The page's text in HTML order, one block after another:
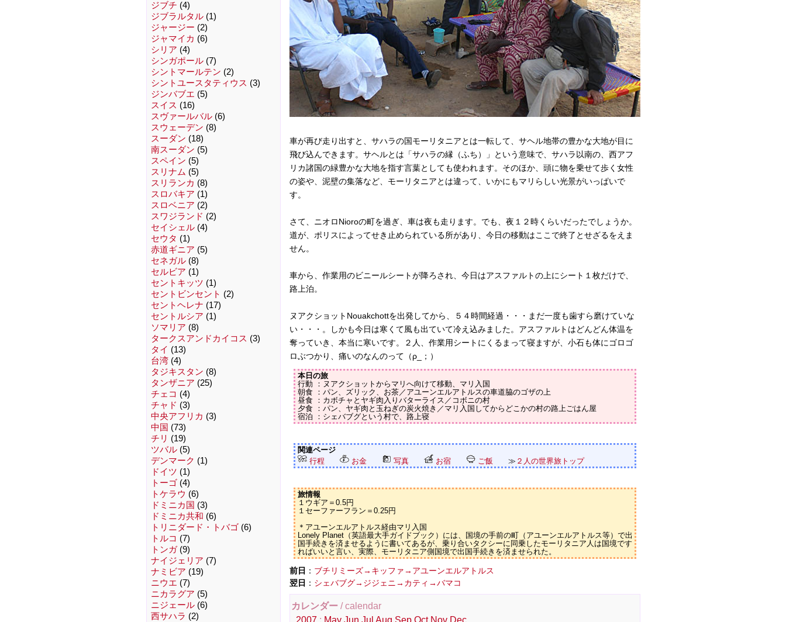
ジブチ (4)
ジブラルタル(1)
ジャージー (2)
ジャマイカ (6)
シリア (4)
シンガポール(7)
シントマールテン (2)
シントユースタティウス (3)
ジンバブエ (5)
スイス (16)
スヴァールバル(6)
スウェーデン (8)
スーダン (18)
南スーダン (5)
スペイン (5)
スリナム (5)
スリランカ (8)
スロバキア (1)
スロベニア (2)
スワジランド (2)
セイシェル(4)
セウタ (1)
赤道ギニア (5)
セネガル(8)
セルビア (1)
セントキッツ (1)
セントビンセント (2)
セントヘレナ (17)
セントルシア (1)
ソマリア (8)
タークスアンドカイコス (3)
タイ (13)
台湾(4)
タジキスタン (8)
タンザニア (25)
チェコ (4)
チャド (3)
中央アフリカ (3)
中国 (73)
チリ (19)
ツバル(5)
デンマーク (1)
ドイツ (1)
トーゴ(4)
トケラウ (6)
ドミニカ国 (3)
ドミニカ共和 (6)
トリニダード・トバゴ(6)
トルコ (7)
トンガ(9)
ナイジェリア (7)
ナミビア (19)
ニウエ (7)
ニカラグア (5)
ニジェール(6)
西サハラ (2)
車が再び走り出すと、サハラの国モーリタニアとは一転して、サヘル地帯の豊かな大地が目に
飛び込んできます。サヘルとは「サハラの縁（ふち）」という意味で、サハラ以南の、西アフ
リカ諸国の緑豊かな大地を指す言葉としても使われます。そのほか、頭に物を乗せて歩く女性
の姿や、泥壁の集落など、モーリタニアとは違って、いかにもマリらしい光景がいっぱいで
す。
さて、ニオロNioroの町を過ぎ、車は夜も走ります。でも、夜１２時くらいだったでしょうか。
道が、ポリスによってせき止められている所があり、今日の移動はここで終了とせざるをえま
せん。
車から、作業用のビニールシートが降ろされ、今日はアスファルトの上にシート１枚だけで、
路上泊。
ヌアクショットNouakchottを出発してから、５４時間経過・・・まだ一度も歯すら磨けていな
い・・・。しかも今日は寒くて風も出ていて冷え込みました。アスファルトはどんどん体温を
奪っていき、本当に寒いです。２人、作業用シートにくるまって寝ますが、小石も体にゴロゴ
ロぶつかり、痛いのなんのって（ρ_；）
本日の旅
行動 ：ヌアクショットからマリへ向けて移動、マリ入国
朝食 ：パン、ズリック、お茶／アユーンエルアトルスの車道脇のゴザの上
昼食 ：カボチャとヤギ肉入りバターライス／コボニの村
夕食 ：パン、ヤギ肉と玉ねぎの炭火焼き／マリ入国してからどこかの村の路上ごはん屋
宿泊 ：シェバブグという村で、路上寝
関連ページ
行程
お金 写真 お宿 ご飯 ≫ ２人の世界旅トップ
旅情報
１ウギア＝0.5円
１セーファーフラン＝0.25円
＊アユーンエルアトルス経由マリ入国
Lonely Planet（英語最大手ガイドブック）には、国境の手前の町（アユーンエルアトルス等）で出
国手続きを済ませるように書いてあるが、乗り合いタクシーに同乗したモーリタニア人は国境です
ればいいと言い、実際、モーリタニア側国境で出国手続きを済ませられた。
前日 ： ブチリミーズ→キッファ→アユーンエルアトルス
翌日 ： シェバブグ→ジジェニ→カティ→バマコ
カレンダー/ calendar
2007: May Jun Jul Aug Sep Oct Nov Dec